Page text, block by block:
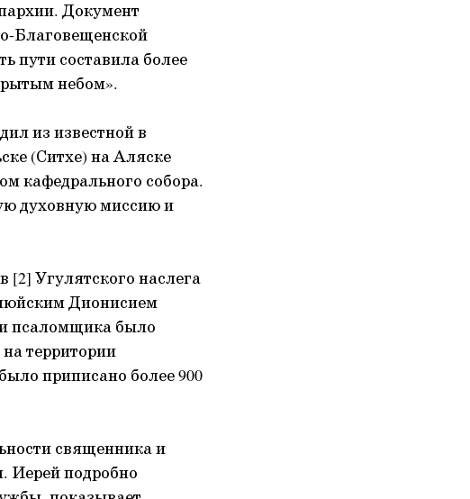
Документ
Благовещенской
пути составила более
небом».
из известной в
(Ситхе) на Аляске
кафедрального собора.
духовную миссию и
[2] Угулятского наслега
Дионисием
псаломщика было
территории
приписано более 900
священника и
Иерей подробно